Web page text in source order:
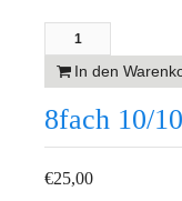
In den
8fach 10/
€25,00